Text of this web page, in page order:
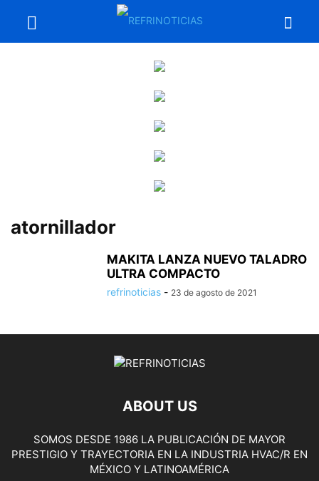
atornillador
MAKITA LANZA NUEVO TALADRO
ULTRA COMPACTO
refrinoticias - 23 de agosto de 2021
ABOUT US
SOMOS DESDE 1986 LA PUBLICACIÓN DE MAYOR
PRESTIGIO Y TRAYECTORIA EN LA INDUSTRIA HVAC/R EN
MÉXICO Y LATINOAMÉRICA